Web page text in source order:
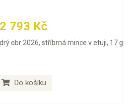
2 793 Kč
obr 2026, stříbrná mince v etuji, 17 g
Do košíku